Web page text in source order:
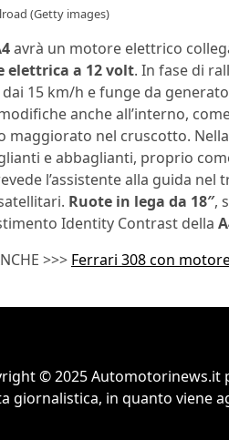
(Getty images)
avrà un motore elettrico
elettrica a 12 volt. In fase di
15 km/h e funge da
anche all’interno,
maggiorato nel cruscotto. Nella
e abbaglianti, proprio
l’assistente alla guida
Ruote in lega da 18″,
Identity Contrast della
>>> Ferrari 308 con
© 2025 Automotorinews.it
giornalistica, in quanto viene